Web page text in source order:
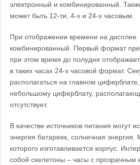
электронный и комбинированный.
может быть 12-ти, 4-х и 24-х часовым.
При отображении времени на дисплее
комбинированный. Первый формат
при этом время до полудня
в таких часах 24-х часовой формат.
располагаться на главном
небольшому циферблату,
отсутствует.
В качестве источников питания могут
энергия батареек, солнечная энергия.
которого изготавливается корпус.
собой скелетоны – часы с